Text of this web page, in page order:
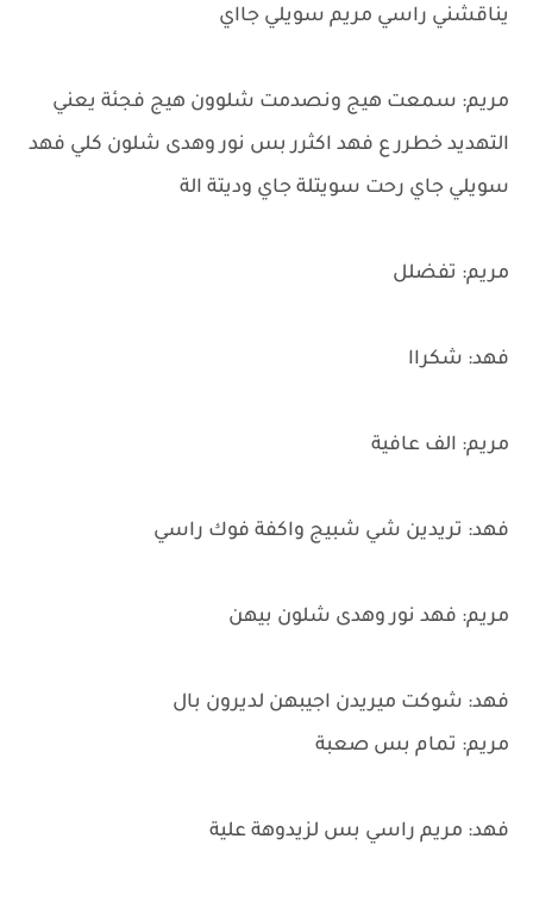
يناقشني راسي مريم سويلي جااي
مريم: سمعت هيج ونصدمت شلوون هيج فجئة يعني
التهديد خطرر ع فهد اكثرر بس نور وهدى شلون كلي فهد
سويلي جاي رحت سويتلة جاي وديتة الة
مريم: تفضلل
فهد: شكراا
مريم: الف عافية
فهد: تريدين شي شبيج واكفة فوك راسي
مريم: فهد نور وهدى شلون بيهن
فهد: شوكت ميريدن اجيبهن لديرون بال
مريم: تمام بس صعبة
فهد: مريم راسي بس لزيدوهة علية